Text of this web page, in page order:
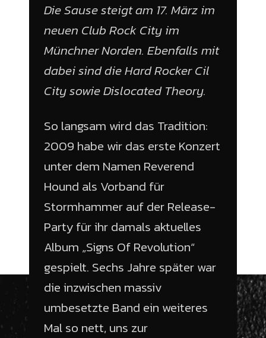
Die Sause steigt am 17. März im
neuen Club Rock City im
Münchner Norden. Ebenfalls mit
dabei sind die Hard Rocker Cil
City sowie Dislocated Theory.
So langsam wird das Tradition:
2009 habe wir das erste Konzert
unter dem Namen Reverend
Hound als Vorband für
Stormhammer auf der Release-
Party für ihr damals aktuelles
Album „Signs Of Revolution“
gespielt. Sechs Jahre später war
die inzwischen massiv
umbesetzte Band ein weiteres
Mal so nett, uns zur